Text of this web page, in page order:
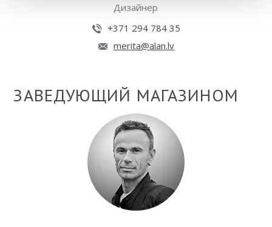
Дизайнер
+371 294 784 35
merita@alan.lv
ЗАВЕДУЮЩИЙ МАГАЗИНОМ